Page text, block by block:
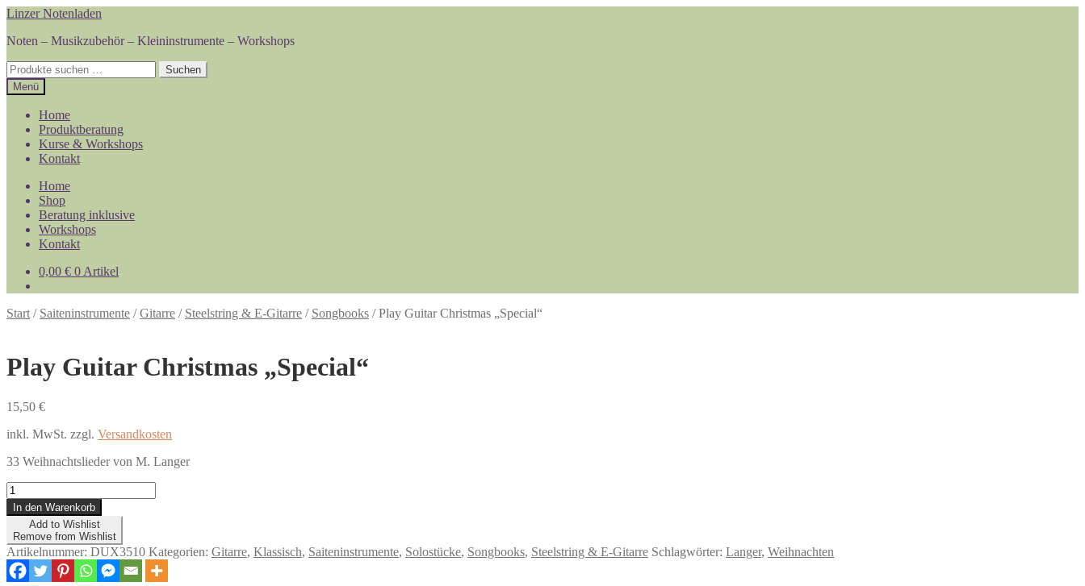
Zur
springen
Zum
springen
Linzer Notenladen
Noten – Musikzubehör – Kleininstrumente – Workshops
Suchen
nach:
Suchen
Menü
Home
Produktberatung
Kurse & Workshops
Kontakt
Home
Shop
Beratung inklusive
Workshops
Kontakt
0,00 € 0 Artikel
Start / Saiteninstrumente /Gitarre / Steelstring & E-Gitarre / Songbooks /Play Guitar Christmas „Special“
Play Guitar Christmas „Special“
15,50 €
inkl. MwSt. zzgl. Versandkosten
33 Weihnachtslieder von M. Langer
Play
Guitar
Christmas
"Special"
Menge
In den Warenkorb
Add to Wishlist
Remove from Wishlist
Artikelnummer: DUX3510 Kategorien: Gitarre, Klassisch, Saiteninstrumente, Solostücke, Songbooks, Steelstring & E-Gitarre Schlagwörter: Langer, Weihnachten